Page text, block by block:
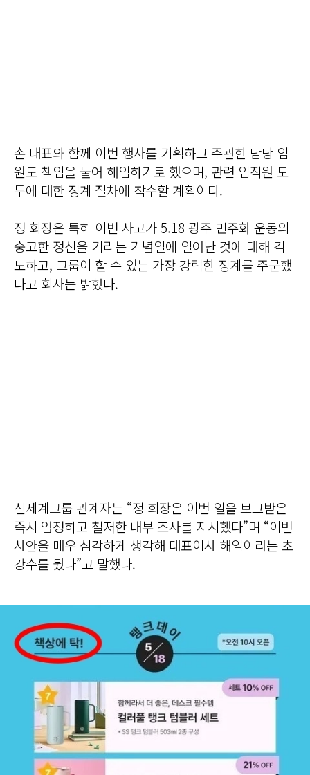
손 대표와 함께 이번 행사를 기획하고 주관한 담당 임
원도 책임을 물어 해임하기로 했으며, 관련 임직원 모
두에 대한 징계 절차에 착수할 계획이다.
정 회장은 특히 이번 사고가 5.18 광주 민주화 운동의
숭고한 정신을 기리는 기념일에 일어난 것에 대해 격
노하고, 그룹이 할 수 있는 가장 강력한 징계를 주문했
다고 회사는 밝혔다.
신세계그룹 관계자는 “정 회장은 이번 일을 보고받은
즉시 엄정하고 철저한 내부 조사를 지시했다”며 “이번
사안을 매우 심각하게 생각해 대표이사 해임이라는 초
강수를 뒀다”고 말했다.